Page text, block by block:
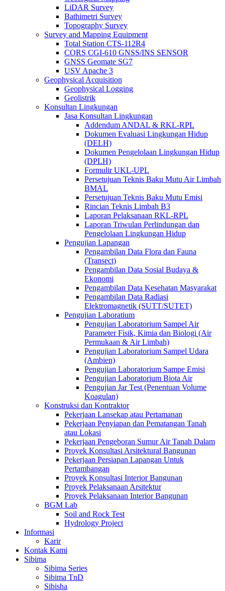
LiDAR Survey
Bathimetri Survey
Topography Survey
Survey and Mapping Equipment
Total Station CTS-112R4
CORS CGI-610 GNSS/INS SENSOR
GNSS Geomate SG7
USV Apache 3
Geophysical Acquisition
Geophysical Logging
Geolistrik
Konsultan Lingkungan
Jasa Konsultan Lingkungan
Addendum ANDAL & RKL-RPL
Dokumen Evaluasi Lingkungan Hidup
(DELH)
Dokumen Pengelolaan Lingkungan Hidup
(DPLH)
Formulir UKL-UPL
Persetujuan Teknis Baku Mutu Air Limbah
BMAL
Persetujuan Teknis Baku Mutu Emisi
Rincian Teknis Limbah B3
Laporan Pelaksanaan RKL-RPL
Laporan Triwulan Perlindungan dan
Pengelolaan Lingkungan Hidup
Pengujian Lapangan
Pengambilan Data Flora dan Fauna
(Transect)
Pengambilan Data Sosial Budaya &
Ekonomi
Pengambilan Data Kesehatan Masyarakat
Pengambilan Data Radiasi
Elektromagnetik (SUTT/SUTET)
Pengujian Laboratium
Pengujian Laboratorium Sampel Air
Parameter Fisik, Kimia dan Biologi (Air
Permukaan & Air Limbah)
Pengujian Laboratorium Sampel Udara
(Ambien)
Pengujian Laboratorium Sampe Emisi
Pengujian Laboratorium Biota Air
Pengujian Jar Test (Penentuan Volume
Koagulan)
Konstruksi dan Kontraktor
Pekerjaan Lansekap atau Pertamanan
Pekerjaan Penyiapan dan Pematangan Tanah
atau Lokasi
Pekerjaan Pengeboran Sumur Air Tanah Dalam
Proyek Konsultasi Arsitektural Bangunan
Pekerjaan Persiapan Lapangan Untuk
Pertambangan
Proyek Konsultasi Interior Bangunan
Proyek Pelaksanaan Arsitektur
Proyek Pelaksanaan Interior Bangunan
BGM Lab
Soil and Rock Test
Hydrology Project
Informasi
Karir
Kontak Kami
Sibima
Sibima Series
Sibima TnD
Sibisha